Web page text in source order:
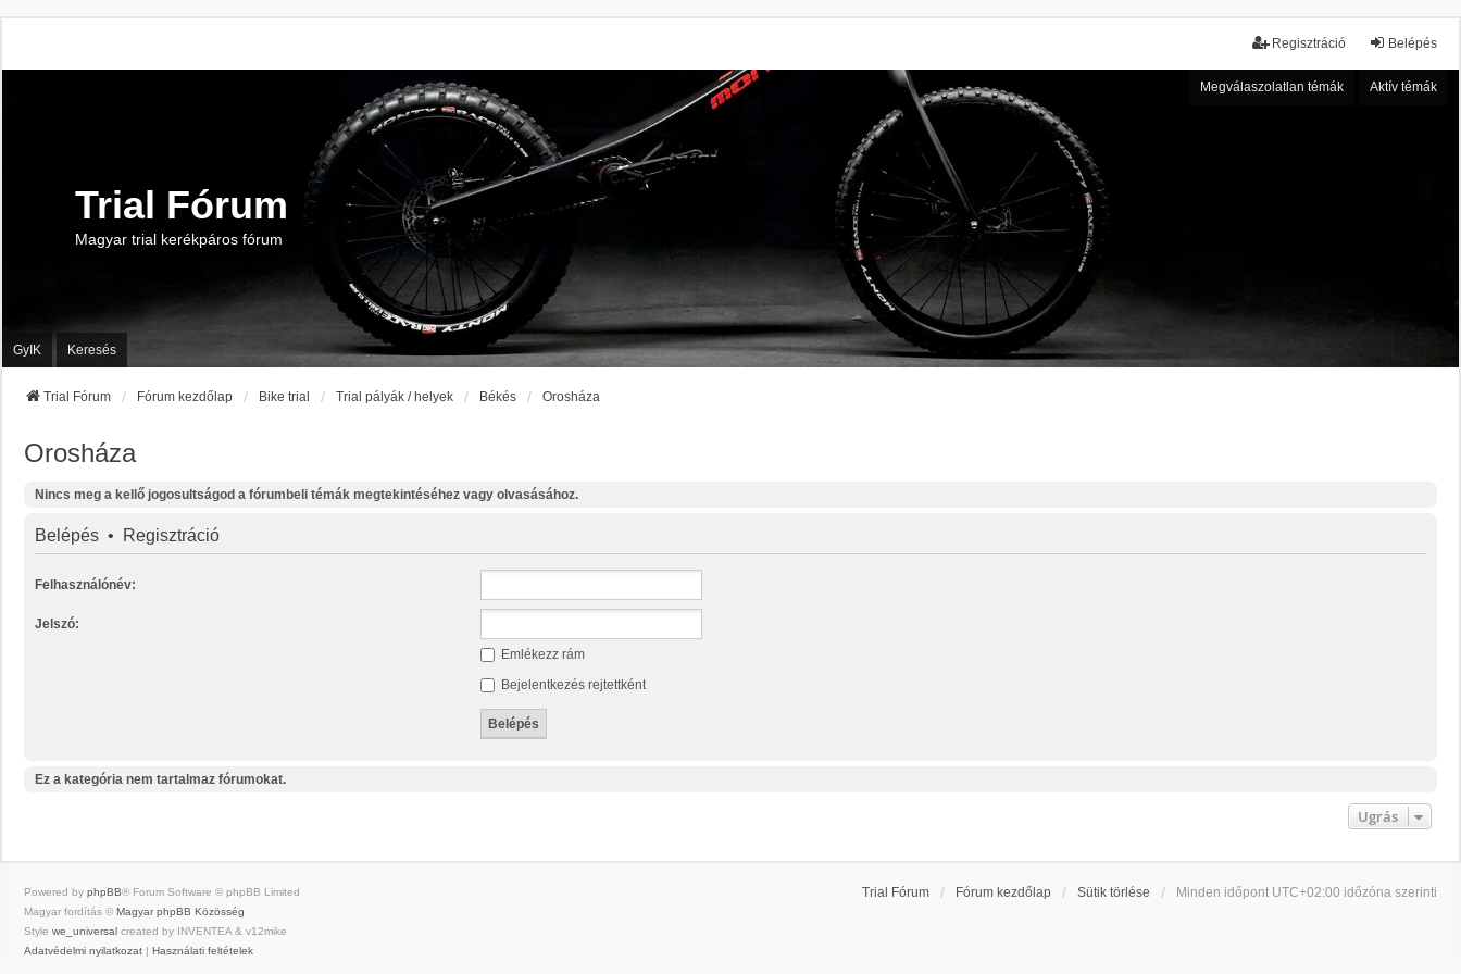
Belépés
Regisztráció
Megválaszolatlan témák Aktív témák
Trial Fórum
Magyar trial kerékpáros fórum
GyIK Keresés
Trial Fórum Fórum kezdőlap Bike trial Trial pályák / helyek Békés Orosháza
Orosháza
Nincs meg a kellő jogosultságod a fórumbeli témák megtekintéséhez vagy olvasásához.
Belépés • Regisztráció
Felhasználónév:
Jelszó:
Emlékezz rám
Bejelentkezés rejtettként
Ez a kategória nem tartalmaz fórumokat.
Ugrás
Trial Fórum Fórum kezdőlap Sütik törlése Minden időpont UTC+02:00 időzóna szerinti
Powered by phpBB® Forum Software © phpBB Limited
Magyar fordítás © Magyar phpBB Közösség
Style we_universal created by INVENTEA & v12mike
Adatvédelmi nyilatkozat
Használati feltételek